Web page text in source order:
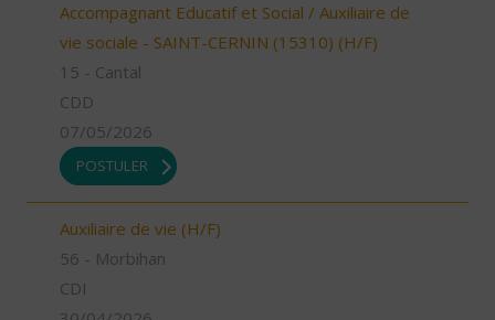
Accompagnant Educatif et Social / Auxiliaire de
vie sociale - SAINT-CERNIN (15310) (H/F)
15 - Cantal
CDD
07/05/2026
POSTULER
Auxiliaire de vie (H/F)
56 - Morbihan
CDI